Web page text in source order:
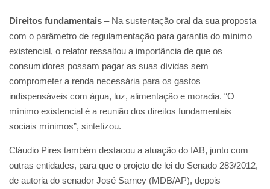
Direitos fundamentais – Na sustentação oral da sua proposta
com o parâmetro de regulamentação para garantia do mínimo
existencial, o relator ressaltou a importância de que os
consumidores possam pagar as suas dívidas sem
comprometer a renda necessária para os gastos
indispensáveis com água, luz, alimentação e moradia. “O
mínimo existencial é a reunião dos direitos fundamentais
sociais mínimos”, sintetizou.
Cláudio Pires também destacou a atuação do IAB, junto com
outras entidades, para que o projeto de lei do Senado 283/2012,
de autoria do senador José Sarney (MDB/AP), depois